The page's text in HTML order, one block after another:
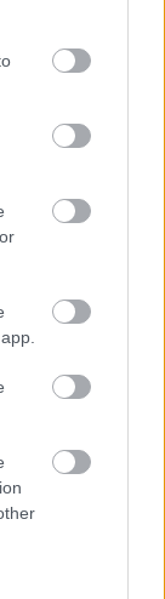
– chips
3,10